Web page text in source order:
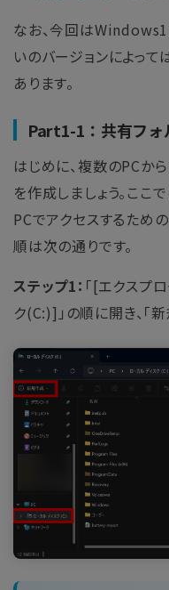
なお、今回は
いのバージョンによっ
あります。
Part1-1：共有フォ
はじめに、複数のPCか
を作成しましょう。ここ
PCでアクセスするため
順は次の通りです。
ステップ1： 「[エクスプ
ク(C:)]」の順に開き、「